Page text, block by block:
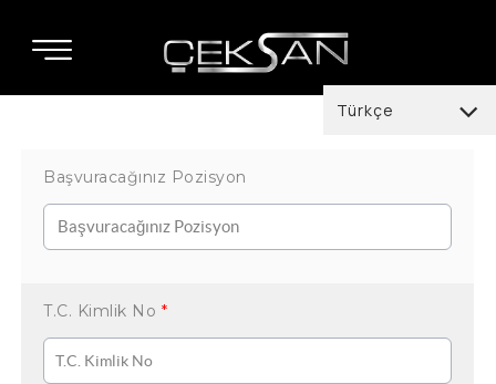
Başvuracağınız Pozisyon
T.C. Kimlik No *
Türkçe